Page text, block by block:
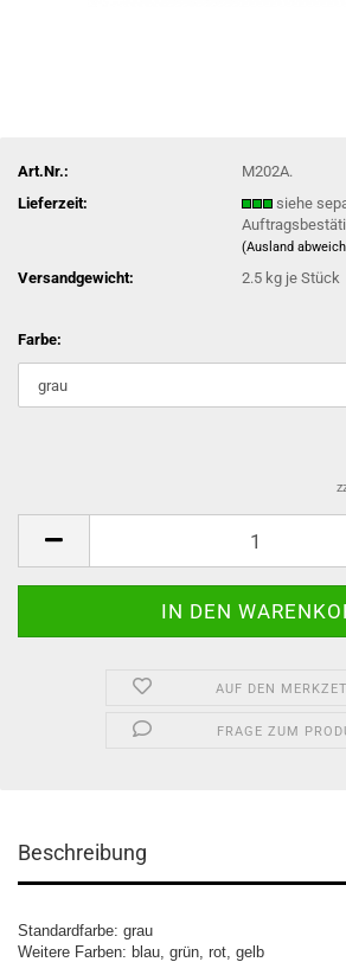
Art.Nr.:
M202A.
Lieferzeit:
siehe
(Ausland
Versandgewicht: 2.5 kg je Stück
Farbe:
AUF DEN
FRAGE ZUM
Beschreibung
Standardfarbe: grau
Weitere Farben: blau, grün, rot, gelb